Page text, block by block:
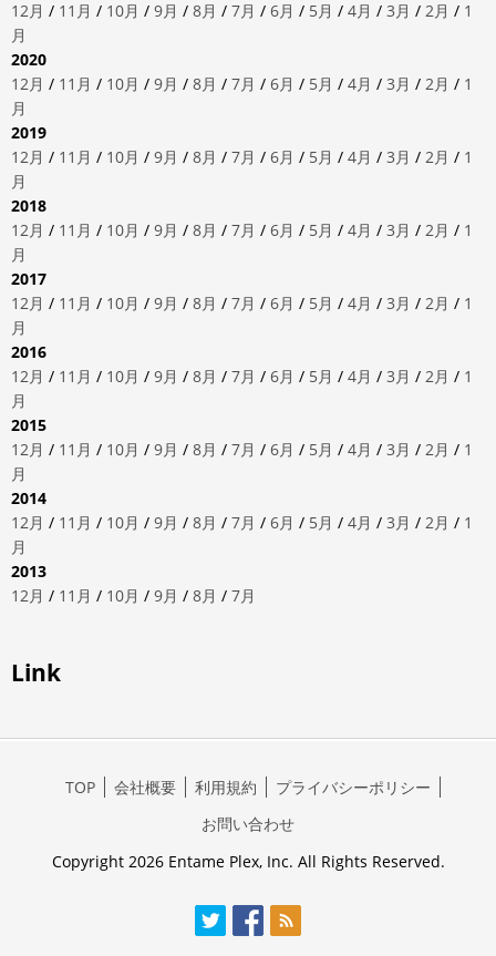
12月 / 11月 / 10月 / 9月 / 8月 / 7月 / 6月 / 5月 / 4月 / 3月 / 2月 / 1
月
2020
12月 / 11月 / 10月 / 9月 / 8月 / 7月 / 6月 / 5月 / 4月 / 3月 / 2月 / 1
月
2019
12月 / 11月 / 10月 / 9月 / 8月 / 7月 / 6月 / 5月 / 4月 / 3月 / 2月 / 1
月
2018
12月 / 11月 / 10月 / 9月 / 8月 / 7月 / 6月 / 5月 / 4月 / 3月 / 2月 / 1
月
2017
12月 / 11月 / 10月 / 9月 / 8月 / 7月 / 6月 / 5月 / 4月 / 3月 / 2月 / 1
月
2016
12月 / 11月 / 10月 / 9月 / 8月 / 7月 / 6月 / 5月 / 4月 / 3月 / 2月 / 1
月
2015
12月 / 11月 / 10月 / 9月 / 8月 / 7月 / 6月 / 5月 / 4月 / 3月 / 2月 / 1
月
2014
12月 / 11月 / 10月 / 9月 / 8月 / 7月 / 6月 / 5月 / 4月 / 3月 / 2月 / 1
月
2013
12月 / 11月 / 10月 / 9月 / 8月 / 7月
Link
TOP 会社概要 利用規約
プライバシーポリシー
お問い合わせ
Copyright 2026 Entame Plex, Inc. All Rights Reserved.